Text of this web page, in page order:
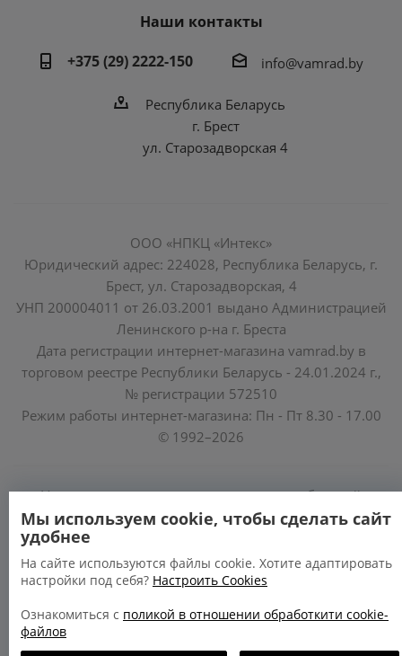
Наши контакты
+375 (29) 2222-150
info@vamrad.by
Республика Беларусь
г. Брест
ул. Старозадворская 4
ООО «НПКЦ «Интекс»
Юридический адрес: 224028, Республика Беларусь, г.
Брест, ул. Старозадворская, 4
УНП 200004011 от 26.03.2001 выдано Администрацией
Ленинского р-на г. Бреста
Дата регистрации интернет-магазина vamrad.by в
торговом реестре Республики Беларусь - 24.01.2024 г.,
№ регистрации 572510
Режим работы интернет-магазина: Пн - Пт 8.30 - 17.00
© 1992–2026
Уполномоченные по защите прав потребителей
облисполкомов, Минского горисполкома:
https://www.mart.gov.by/activity/zashchita-prav-
potrebiteley/
БРЕСТСКАЯ ОБЛАСТЬ тел. (80162) 26 97 69;
Мы используем cookie, чтобы сделать сайт
удобнее
На сайте используются файлы cookie. Хотите адаптировать
настройки под себя? Настроить Cookies
Ознакомиться с поликой в отношении обработкити cookie-
файлов